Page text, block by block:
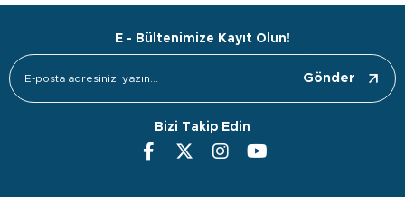
E - Bültenimize Kayıt Olun!
Gönder
Bizi Takip Edin